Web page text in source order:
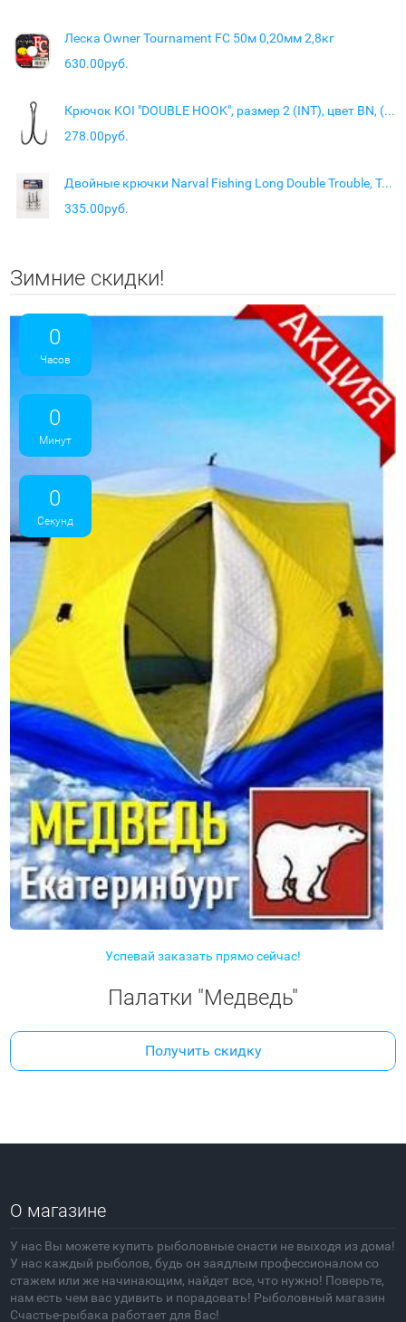
Леска Owner Tournament FC 50м 0,20мм 2,8кг
630.00руб.
Крючок KOI "DOUBLE HOOK", размер 2 (INT), цвет BN, (10 шт.)
278.00руб.
Двойные крючки Narval Fishing Long Double Trouble, Teflon Coating #3/0 (7 шт)
335.00руб.
Зимние скидки!
0
Часов
0
Минут
0
Секунд
Успевай заказать прямо сейчас!
Палатки "Медведь"
Получить скидку
О магазине
У нас Вы можете купить рыболовные снасти не выходя из дома!
У нас каждый рыболов, будь он заядлым профессионалом со
стажем или же начинающим, найдет все, что нужно! Поверьте,
нам есть чем вас удивить и порадовать! Рыболовный магазин
Счастье-рыбака работает для Вас!